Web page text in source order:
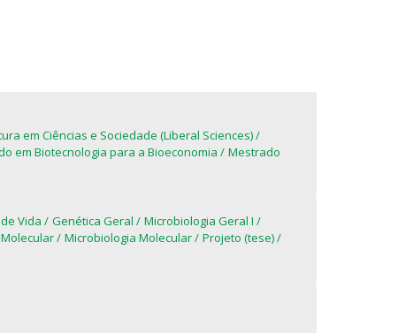
em Ciências e Sociedade (Liberal Sciences)
em Biotecnologia para a Bioeconomia
Mestrado
Vida Genética Geral
Microbiologia Geral I
Microbiologia Molecular
Projeto (tese)